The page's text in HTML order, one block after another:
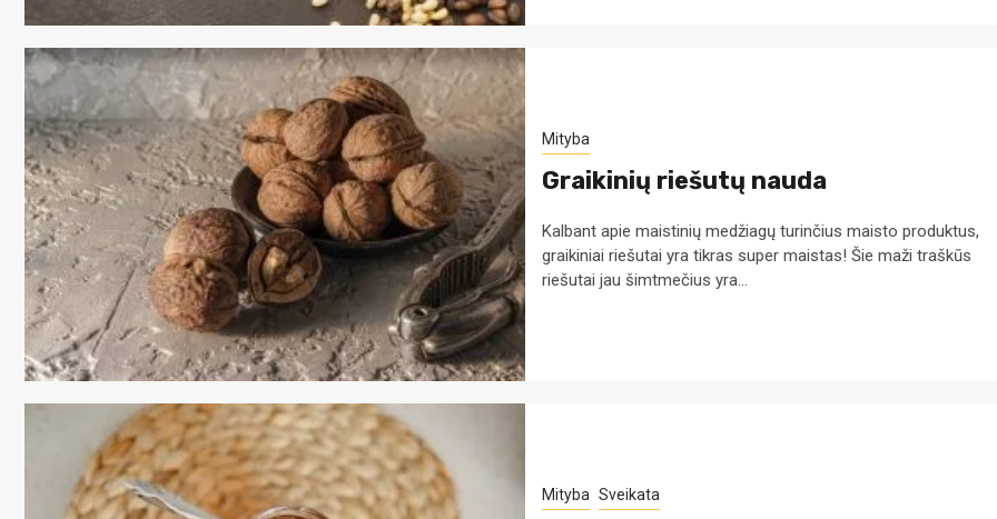
Mityba
Graikinių riešutų nauda
Kalbant apie maistinių medžiagų turinčius maisto produktus,
graikiniai riešutai yra tikras super maistas! Šie maži traškūs
riešutai jau šimtmečius yra...
Mityba Sveikata